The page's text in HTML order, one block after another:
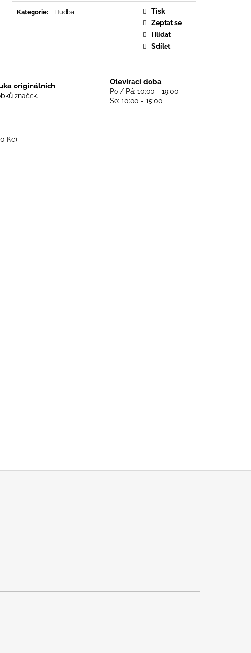
Kategorie: Hudba
Tisk
Zeptat se
Hlídat
Sdílet
originálních
značek.
Otevírací doba
Po / Pá: 10:00 - 19:00
So: 10:00 - 15:00
Kč)
SKINHEADS NEVER DIE - BLACK